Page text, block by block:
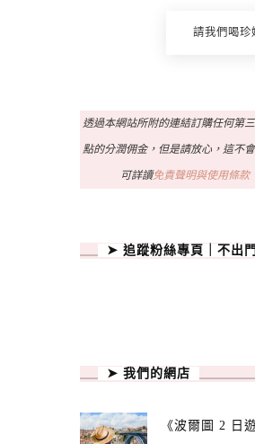
請我們喝珍
透過本網站所附的連結訂購任何第
點的分潤佣金，但是請放心，這不
可詳讀免責聲明與使用條款
➤ 追蹤粉絲專頁｜不出
➤ 我們的網店
《波爾圖 2 日